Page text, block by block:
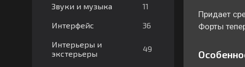
Звуки и музыка 11
Интерфейс 36
Интерьеры и
экстерьеры
49
Придает
Форты